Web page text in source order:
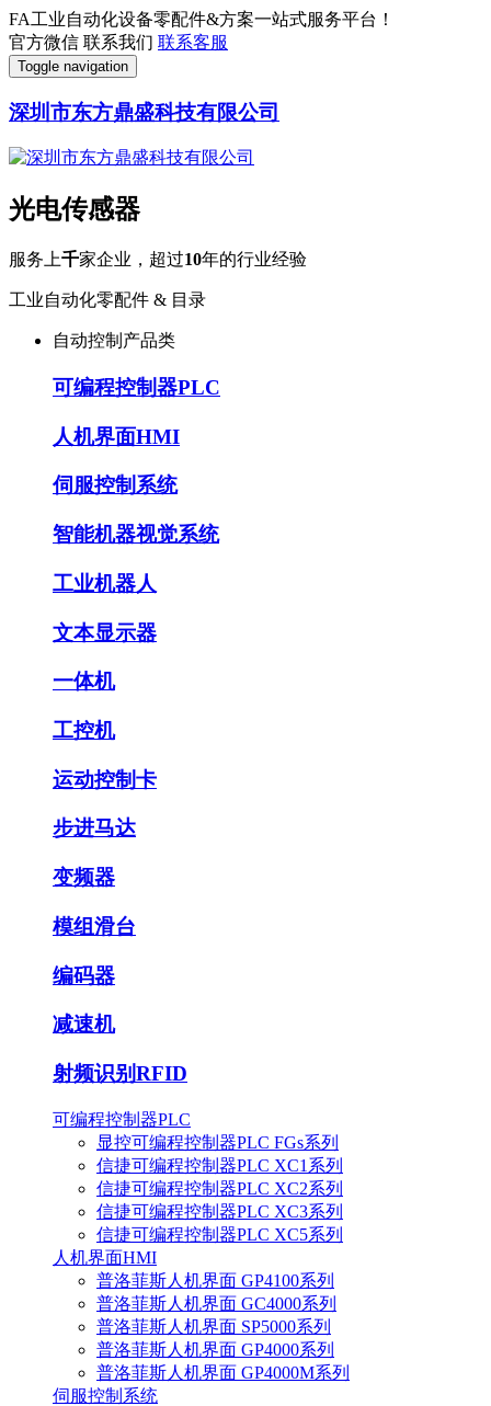
FA工业自动化设备零配件&方案一站式服务平台！
官方微信 联系我们 联系客服
Toggle navigation
深圳市东方鼎盛科技有限公司
光电传感器
服务上千家企业，超过10年的行业经验
工业自动化零配件 & 目录
自动控制产品类
可编程控制器PLC
人机界面HMI
伺服控制系统
智能机器视觉系统
工业机器人
文本显示器
一体机
工控机
运动控制卡
步进马达
变频器
模组滑台
编码器
减速机
射频识别RFID
可编程控制器PLC
显控可编程控制器PLC FGs系列
信捷可编程控制器PLC XC1系列
信捷可编程控制器PLC XC2系列
信捷可编程控制器PLC XC3系列
信捷可编程控制器PLC XC5系列
人机界面HMI
普洛菲斯人机界面 GP4100系列
普洛菲斯人机界面 GC4000系列
普洛菲斯人机界面 SP5000系列
普洛菲斯人机界面 GP4000系列
普洛菲斯人机界面 GP4000M系列
伺服控制系统